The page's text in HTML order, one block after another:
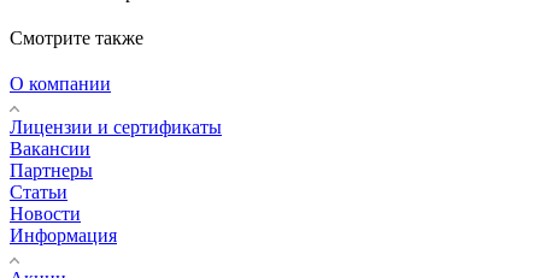
Смотрите также
О компании
Лицензии и сертификаты
Вакансии
Партнеры
Статьи
Новости
Информация